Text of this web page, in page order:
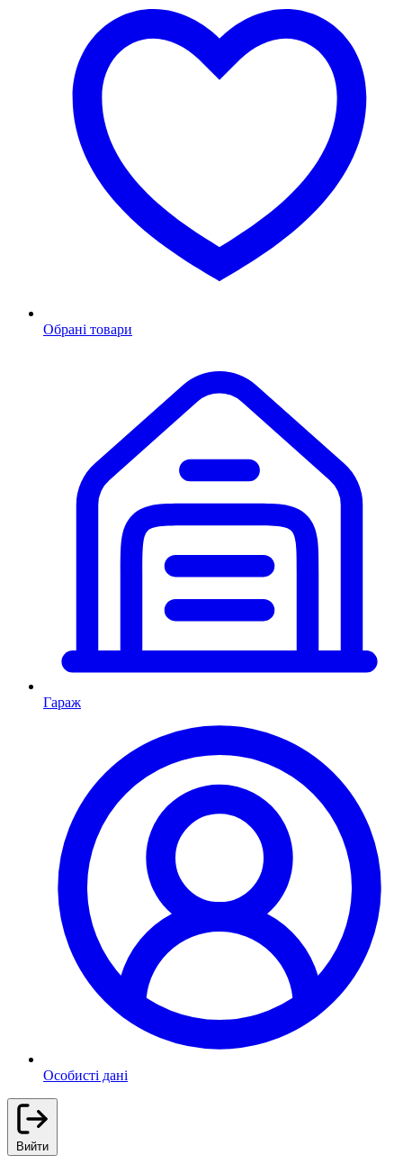
Обрані товари
Гараж
Особисті дані
Вийти